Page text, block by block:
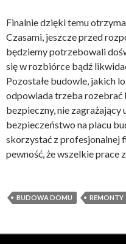
Finalnie dzięki temu
Czasami, jeszcze przed
będziemy potrzebowali
się w rozbiórce bądź
Pozostałe budowle, jakich
odpowiada trzeba rozebrać
bezpieczny, nie
bezpieczeństwo na placu
skorzystać z profesjonalnej
pewność, że wszelkie prace
BUDOWA DOMU REMONTY